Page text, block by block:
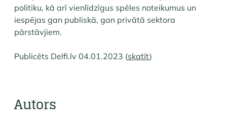
politiku, kā arī vienlīdzīgus spēles noteikumus un
iespējas gan publiskā, gan privātā sektora
pārstāvjiem.
Publicēts Delfi.lv 04.01.2023 (skatīt)
Autors